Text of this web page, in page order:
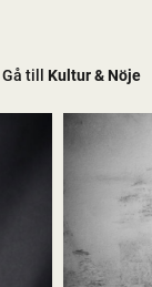
Gå till Kultur & Nöje